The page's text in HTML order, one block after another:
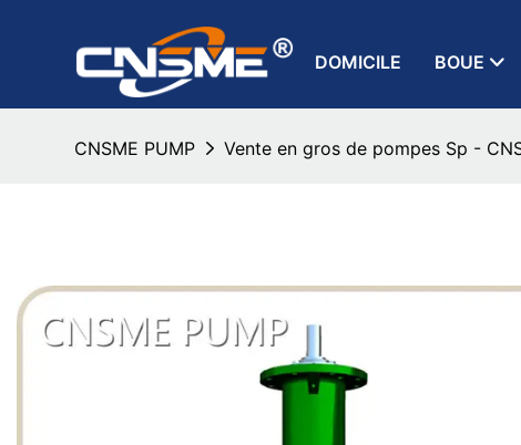
DOMICILE BOUE
CNSME PUMP Vente en gros de pompes Sp -